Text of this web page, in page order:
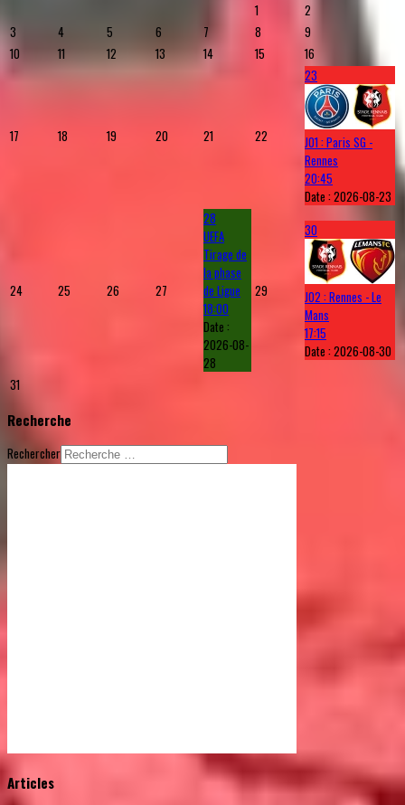
1
2
3
4 5 6 7 8
9
10
11 12 13 14 15 16
17 18 19 20 21 22
23
J01 : Paris SG -
Rennes
20:45
Date :2026-08-23
24 25 26 27
28
UEFA
Tirage de
la phase
de Ligue
18:00
Date :
2026-08-
28
29
30
J02 : Rennes - Le
Mans
17:15
Date :2026-08-30
31
Recherche
Rechercher
VinaGecko.com
Articles